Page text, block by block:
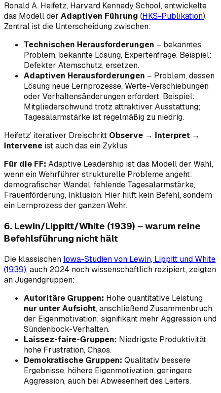
Ronald A. Heifetz, Harvard Kennedy School, entwickelte
das Modell der Adaptiven Führung (HKS-Publikation).
Zentral ist die Unterscheidung zwischen:
Technischen Herausforderungen – bekanntes
Problem, bekannte Lösung, Expertenfrage. Beispiel:
Defekter Atemschutz, ersetzen.
Adaptiven Herausforderungen – Problem, dessen
Lösung neue Lernprozesse, Werte-Verschiebungen
oder Verhaltensänderungen erfordert. Beispiel:
Mitgliederschwund trotz attraktiver Ausstattung;
Tagesalarmstärke ist regelmäßig zu niedrig.
Heifetz' iterativer Dreischritt Observe → Interpret →
Intervene ist auch das ein Zyklus.
Für die FF: Adaptive Leadership ist das Modell der Wahl,
wenn ein Wehrführer strukturelle Probleme angeht:
demografischer Wandel, fehlende Tagesalarmstärke,
Frauenförderung, Inklusion. Hier hilft kein Befehl, sondern
ein Lernprozess der ganzen Wehr.
6. Lewin/Lippitt/White (1939) – warum reine
Befehlsführung nicht hält
Die klassischen Iowa-Studien von Lewin, Lippitt und White
(1939), auch 2024 noch wissenschaftlich rezipiert, zeigten
an Jugendgruppen:
Autoritäre Gruppen: Hohe quantitative Leistung
nur unter Aufsicht, anschließend Zusammenbruch
der Eigenmotivation; signifikant mehr Aggression und
Sündenbock-Verhalten.
Laissez-faire-Gruppen: Niedrigste Produktivität,
hohe Frustration, Chaos.
Demokratische Gruppen: Qualitativ bessere
Ergebnisse, höhere Eigenmotivation, geringere
Aggression, auch bei Abwesenheit des Leiters.